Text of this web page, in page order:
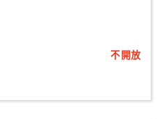
不開放